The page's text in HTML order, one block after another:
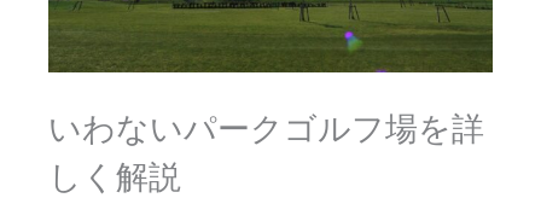
いわないパークゴルフ場を詳
しく解説